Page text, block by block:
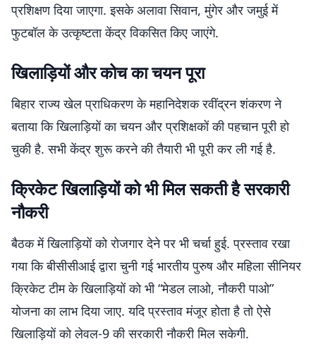
प्रशिक्षण दिया जाएगा. इसके अलावा सिवान, मुंगेर और जमुई में
फुटबॉल के उत्कृष्टता केंद्र विकसित किए जाएंगे.
खिलाड़ियों और कोच का चयन पूरा
बिहार राज्य खेल प्राधिकरण के महानिदेशक रवींद्रन शंकरण ने
बताया कि खिलाड़ियों का चयन और प्रशिक्षकों की पहचान पूरी हो
चुकी है. सभी केंद्र शुरू करने की तैयारी भी पूरी कर ली गई है.
क्रिकेट खिलाड़ियों को भी मिल सकती है सरकारी
नौकरी
बैठक में खिलाड़ियों को रोजगार देने पर भी चर्चा हुई. प्रस्ताव रखा
गया कि बीसीसीआई द्वारा चुनी गई भारतीय पुरुष और महिला सीनियर
क्रिकेट टीम के खिलाड़ियों को भी “मेडल लाओ, नौकरी पाओ”
योजना का लाभ दिया जाए. यदि प्रस्ताव मंजूर होता है तो ऐसे
खिलाड़ियों को लेवल-9 की सरकारी नौकरी मिल सकेगी.